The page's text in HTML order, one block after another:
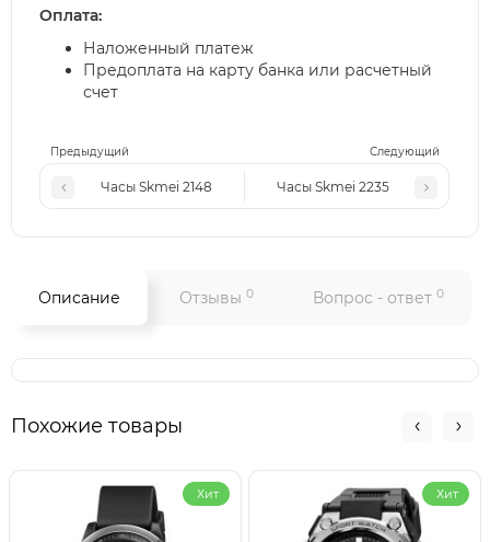
Предыдущий Следующий
Часы Skmei 2148 Часы Skmei 2235
Оплата:
Наложенный платеж
Предоплата на карту банка или расчетный
счет
Описание Отзывы 0 Вопрос - ответ 0
Похожие товары
Хит Хит